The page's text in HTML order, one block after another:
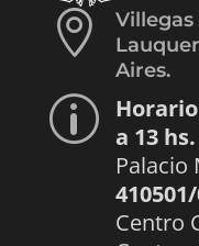

Villegas
Aires.
p a 13 hs.
Palacio
Centro